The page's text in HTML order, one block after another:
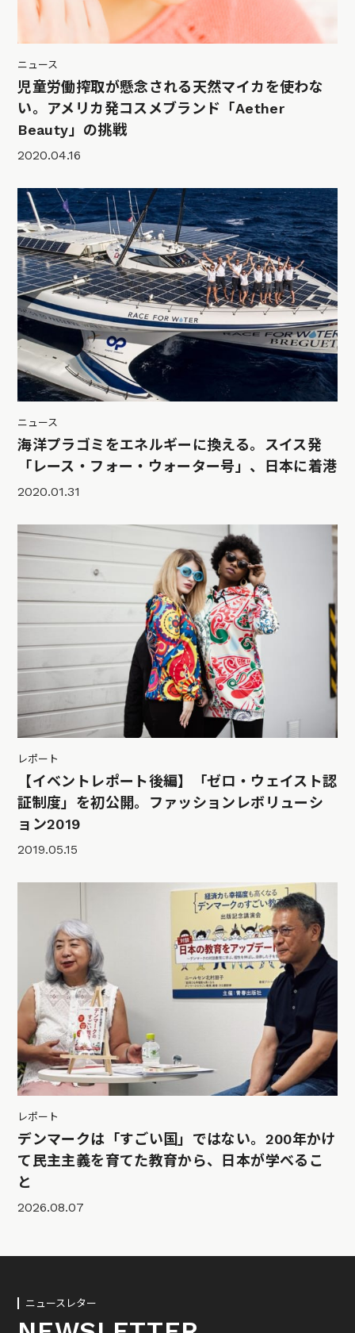
ニュース
児童労働搾取が懸念される天然マイカを使わな
い。アメリカ発コスメブランド「Aether
Beauty」の挑戦
2020.04.16
ニュース
海洋プラゴミをエネルギーに換える。スイス発
「レース・フォー・ウォーター号」、日本に着港
2020.01.31
レポート
【イベントレポート後編】「ゼロ・ウェイスト認
証制度」を初公開。ファッションレボリューシ
ョン2019
2019.05.15
レポート
デンマークは「すごい国」ではない。200年かけ
て民主主義を育てた教育から、日本が学べるこ
と
2026.08.07
ニュースレター